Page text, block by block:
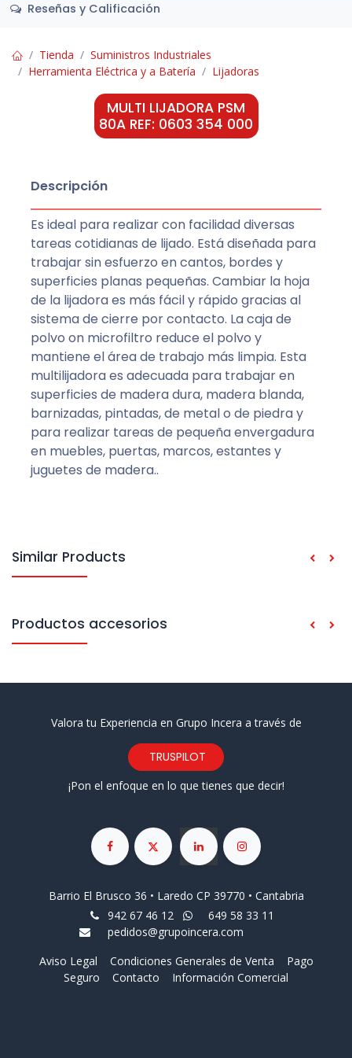
Reseñas y Calificación
Tienda
Suministros Industriales
Herramienta Eléctrica y a Batería
Lijadoras
MULTI LIJADORA PSM
80A REF: 0603 354 000
Descripción
Es ideal para realizar con facilidad diversas
tareas cotidianas de lijado. Está diseñada para
trabajar sin esfuerzo en cantos, bordes y
superficies planas pequeñas. Cambiar la hoja
de la lijadora es más fácil y rápido gracias al
sistema de cierre por contacto. La caja de
polvo on microfiltro reduce el polvo y
mantiene el área de trabajo más limpia. Esta
multilijadora es adecuada para trabajar en
superficies de madera dura, madera blanda,
barnizadas, pintadas, de metal o de piedra y
para realizar tareas de pequeña envergadura
en muebles, puertas, marcos, estantes y
juguetes de madera..
Similar Products
Productos accesorios
Valora tu Experiencia en Grupo Incera a través de
TRUSPILOT
¡Pon el enfoque en lo que tienes que decir!
Barrio El Brusco 36 • Laredo CP 39770 • Cantabria
942 67 46 12
649 58 33 11
pedidos@grupoincera.com
Aviso Legal
Condiciones Generales de Venta
Pago
Seguro
Contacto Información Comercial